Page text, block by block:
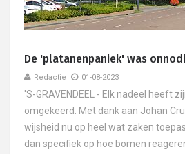
De 'platanenpaniek' was
Redactie 01-08-2023
'S-GRAVENDEEL - Elk nadeel heeft
omgekeerd. Met dank aan Johan
wijsheid nu op heel wat zaken
dan specifiek op hoe bomen